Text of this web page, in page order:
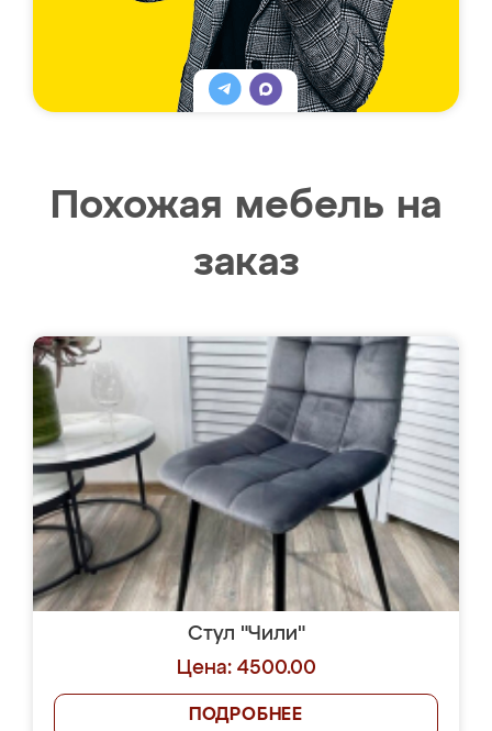
Похожая мебель на
заказ
Стул "Чили"
Цена: 4500.00
ПОДРОБНЕЕ